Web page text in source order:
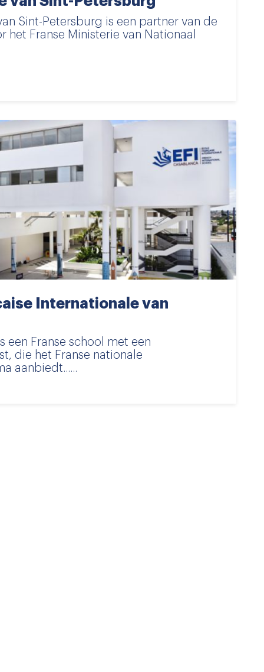
Sint-Petersburg is een partner van de
het Franse Ministerie van Nationaal
Internationale van
een Franse school met een
die het Franse nationale
aanbiedt......